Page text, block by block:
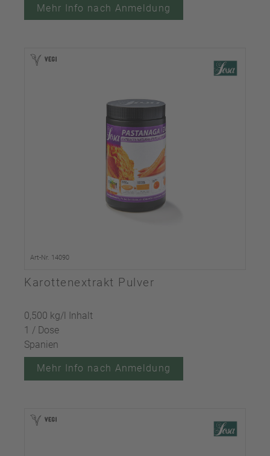
Mehr Info nach Anmeldung
Art-Nr. 14090
Karottenextrakt Pulver
0,500 kg/l Inhalt
1 / Dose
Spanien
Mehr Info nach Anmeldung